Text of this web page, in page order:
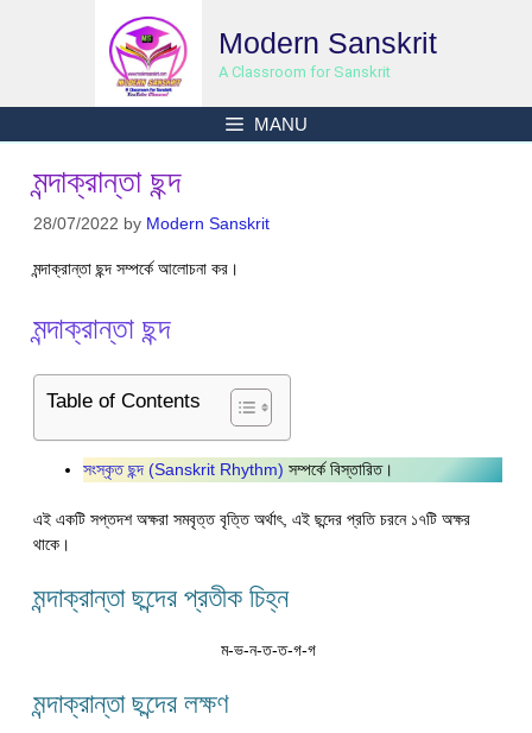
Modern Sanskrit
A Classroom for Sanskrit
MANU
মন্দাক্রান্তা ছন্দ
28/07/2022 by Modern Sanskrit
মন্দাক্রান্তা ছন্দ সম্পর্কে আলোচনা কর।
মন্দাক্রান্তা ছন্দ
Table of Contents
সংস্কৃত ছন্দ (Sanskrit Rhythm) সম্পর্কে বিস্তারিত।
এই একটি সপ্তদশ অক্ষরা সমবৃত্ত বৃত্তি অর্থাৎ, এই ছন্দের প্রতি চরনে ১৭টি অক্ষর
থাকে।
মন্দাক্রান্তা ছন্দের প্রতীক চিহ্ন
ম-ভ-ন-ত-ত-গ-গ
মন্দাক্রান্তা ছন্দের লক্ষণ